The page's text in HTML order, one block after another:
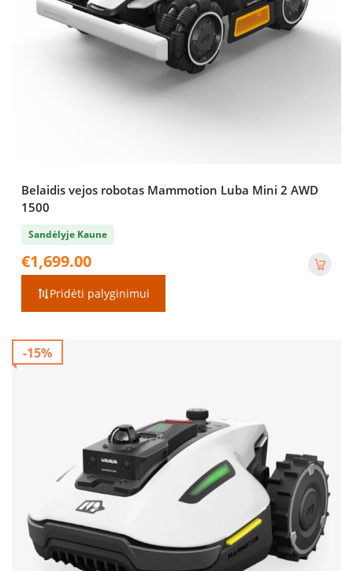
Belaidis vejos robotas Mammotion Luba Mini 2 AWD
1500
Sandėlyje Kaune
€1,699.00
Pridėti palyginimui
-15%